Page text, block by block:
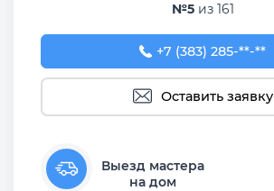
№5из 161
+7 (383) 285-31-74
+7 (383) 285-**-**
Оставить заявку
Выезд мастера
на дом